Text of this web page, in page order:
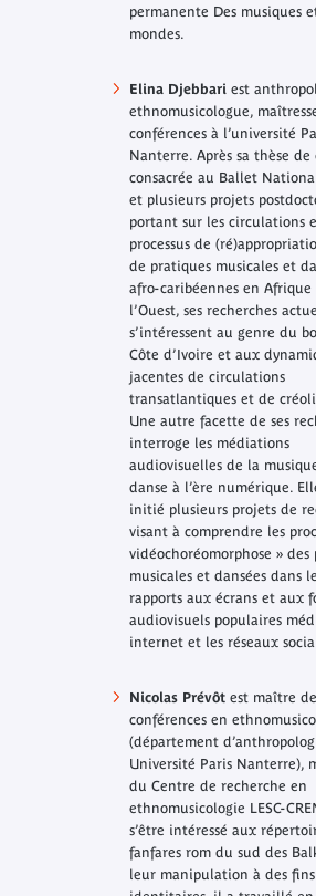
permanente Des musiques
mondes.
Elina Djebbariest
ethnomusicologue,
conférences à l’université
Nanterre. Après sa thèse
consacrée au Ballet
et plusieurs projets
portant sur les circulations
processus de
de pratiques musicales et
afro-caribéennes en Afrique
l’Ouest, ses recherches
s’intéressent au genre du
Côte d’Ivoire et aux
jacentes de circulations
transatlantiques et de
Une autre facette de ses
interroge les médiations
audiovisuelles de la
danse à l’ère numérique.
initié plusieurs projets de
visant à comprendre les
vidéochoréomorphose » des
musicales et dansées dans
rapports aux écrans et aux
audiovisuels populaires
internet et les réseaux
Nicolas Prévôt est maître de
conférences en
(département
Université Paris Nanterre),
du Centre de recherche en
ethnomusicologie LESC-
s’être intéressé aux
fanfares rom du sud des
leur manipulation à des fins